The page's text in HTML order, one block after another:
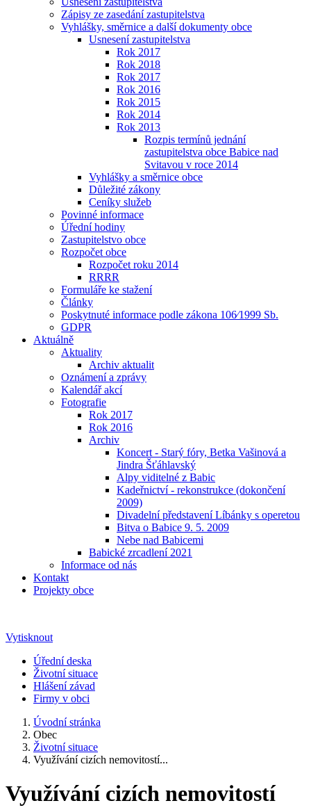
Zápisy ze zasedání zastupitelstva
Vyhlášky, směrnice a další dokumenty obce
Usnesení zastupitelstva
Rok 2017
Rok 2018
Rok 2017
Rok 2016
Rok 2015
Rok 2014
Rok 2013
Rozpis termínů jednání
zastupitelstva obce Babice nad
Svitavou v roce 2014
Vyhlášky a směrnice obce
Důležité zákony
Ceníky služeb
Povinné informace
Úřední hodiny
Zastupitelstvo obce
Rozpočet obce
Rozpočet roku 2014
RRRR
Formuláře ke stažení
Články
Poskytnuté informace podle zákona 106⁄1999 Sb.
GDPR
Aktuálně
Aktuality
Archiv aktualit
Oznámení a zprávy
Kalendář akcí
Fotografie
Rok 2017
Rok 2016
Archiv
Koncert - Starý fóry, Betka Vašinová a
Jindra Šťáhlavský
Alpy viditelné z Babic
Kadeřnictví - rekonstrukce (dokončení
2009)
Divadelní představení Líbánky s operetou
Bitva o Babice 9. 5. 2009
Nebe nad Babicemi
Babické zrcadlení 2021
Informace od nás
Kontakt
Projekty obce
Vytisknout
Úřední deska
Životní situace
Hlášení závad
Firmy v obci
Úvodní stránka
Obec
Životní situace
Využívání cizích nemovitostí...
Využívání cizích nemovitostí